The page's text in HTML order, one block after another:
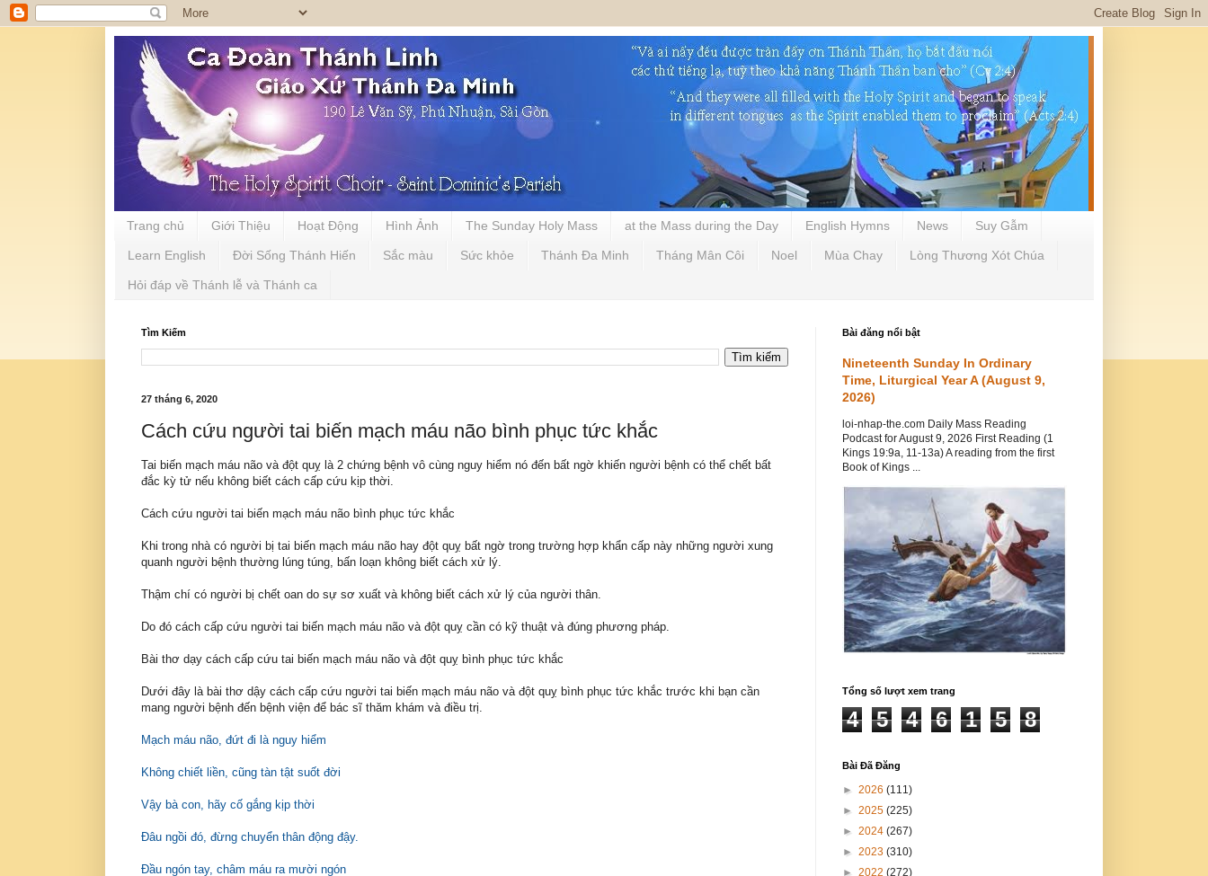
Trang chủ Giới Thiệu Hoạt Động Hình Ảnh The Sunday Holy Mass at the Mass during the Day English Hymns News Suy Gẫm
Learn English Đời Sống Thánh Hiến Sắc màu Sức khỏe Thánh Đa Minh Tháng Mân Côi Noel Mùa Chay Lòng Thương Xót Chúa
Hỏi đáp về Thánh lễ và Thánh ca
Tìm Kiếm
27 tháng 6, 2020
Cách cứu người tai biến mạch máu não bình phục tức khắc
Tai biến mạch máu não và đột quỵ là 2 chứng bệnh vô cùng nguy hiểm nó đến bất ngờ khiến người bệnh có thể chết bất
đắc kỳ tử nếu không biết cách cấp cứu kịp thời.
Cách cứu người tai biến mạch máu não bình phục tức khắc
Khi trong nhà có người bị tai biến mạch máu não hay đột quỵ bất ngờ trong trường hợp khẩn cấp này những người xung
quanh người bệnh thường lúng túng, bấn loạn không biết cách xử lý.
Thậm chí có người bị chết oan do sự sơ xuất và không biết cách xử lý của người thân.
Do đó cách cấp cứu người tai biến mạch máu não và đột quỵ cần có kỹ thuật và đúng phương pháp.
Bài thơ dạy cách cấp cứu tai biến mạch máu não và đột quỵ bình phục tức khắc
Dưới đây là bài thơ dậy cách cấp cứu người tai biến mạch máu não và đột quỵ bình phục tức khắc trước khi bạn cần
mang người bệnh đến bệnh viện để bác sĩ thăm khám và điều trị.
Mạch máu não, đứt đi là nguy hiểm
Không chiết liền, cũng tàn tật suốt đời
Vậy bà con, hãy cố gắng kịp thời
Đâu ngồi đó, đừng chuyển thân động đậy.
Đầu ngón tay, châm máu ra mười ngón
Bài đăng nổi bật
Nineteenth Sunday In Ordinary
Time, Liturgical Year A (August 9,
2026)
loi-nhap-the.com Daily Mass Reading
Podcast for August 9, 2026 First Reading (1
Kings 19:9a, 11-13a) A reading from the first
Book of Kings ...
Tổng số lượt xem trang
4 5 4 6 1 5 8
Bài Đã Đăng
► 2026 (111)
► 2025 (225)
► 2024 (267)
► 2023 (310)
► 2022 (272)